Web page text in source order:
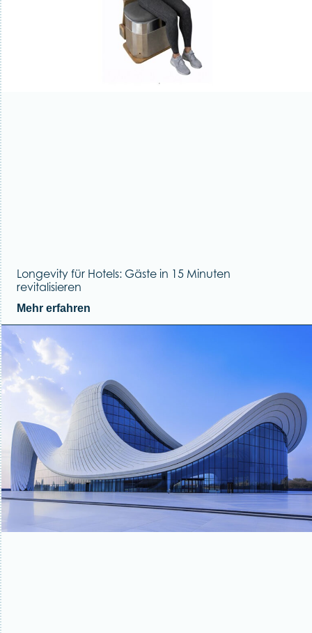
Longevity für Hotels: Gäste in 15 Minuten
revitalisieren
Mehr erfahren